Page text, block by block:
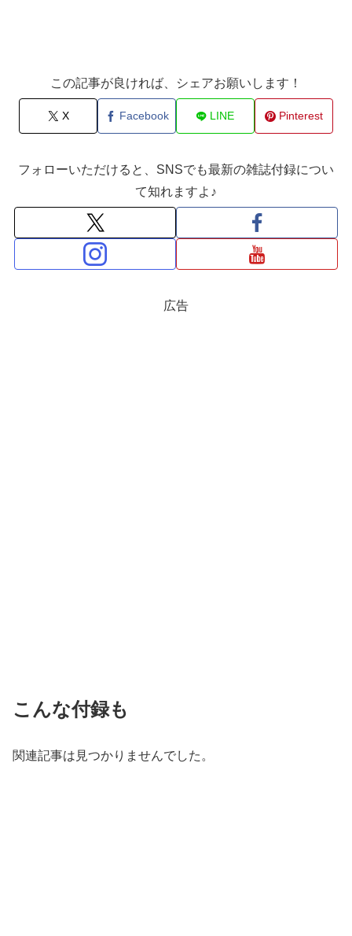
この記事が良ければ、シェアお願いします！
X Facebook LINE Pinterest
フォローいただけると、SNSでも最新の雑誌付録につい
て知れますよ♪
広告
こんな付録も
関連記事は見つかりませんでした。